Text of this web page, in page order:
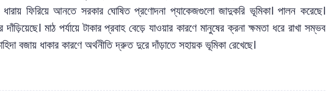
ধারায় ফিরিয়ে আনতে সরকার ঘোষিত প্রণোদনা প্যাকেজগুলো জাদুকরি ভূমিকা। পালন করেছে।
মাঠ পর্যায়ে টাকার প্রবাহ বেড়ে যাওয়ার কারণে মানুষের ক্রনা ক্ষমতা ধরে রাখা সম্ভব
বজায় ধাকার কারণে অর্থনীতি দ্রুত দুরে দাঁড়াতে সহায়ক ভূমিকা রেখেছে।